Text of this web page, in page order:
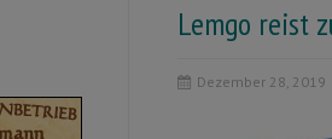
Lemgo reist
Dezember 28, 2019